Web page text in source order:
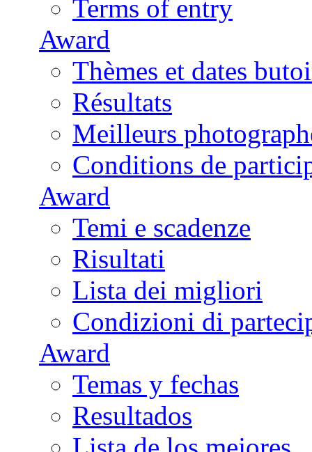
Terms of entry
Award
Thèmes et dates
Résultats
Meilleurs
Conditions de
Award
Temi e scadenze
Risultati
Lista dei migliori
Condizioni di
Award
Temas y fechas
Resultados